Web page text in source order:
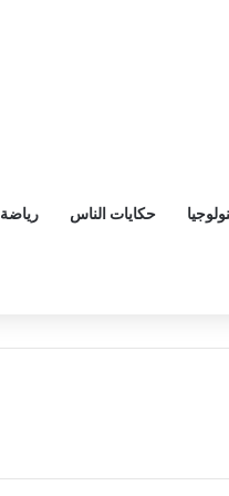
حكايات الناس رياضة